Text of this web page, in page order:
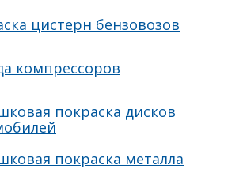
цистерн бензовозов
компрессоров
покраска дисков
покраска металла